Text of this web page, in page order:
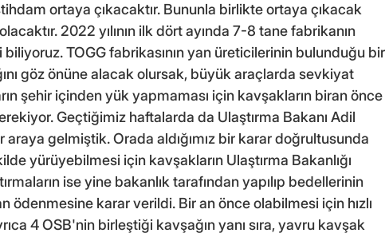
ortaya çıkacaktır. Bununla birlikte ortaya çıkacak
2022 yılının ilk dört ayında 7-8 tane fabrikanın
TOGG fabrikasının yan üreticilerinin bulunduğu bir
göz önüne alacak olursak, büyük araçlarda sevkiyat
şehir içinden yük yapmaması için kavşakların biran önce
Geçtiğimiz haftalarda da Ulaştırma Bakanı Adil
araya gelmiştik. Orada aldığımız bir karar doğrultusunda
yürüyebilmesi için kavşakların Ulaştırma Bakanlığı
ise yine bakanlık tarafından yapılıp bedellerinin
ödenmesine karar verildi. Bir an önce olabilmesi için hızlı
4 OSB'nin birleştiği kavşağın yanı sıra, yavru kavşak